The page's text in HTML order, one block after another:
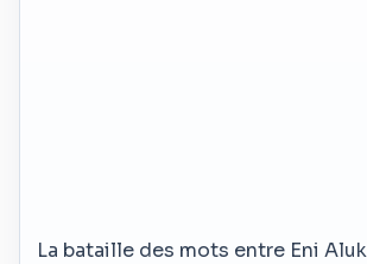
La bataille des mots entre Eni